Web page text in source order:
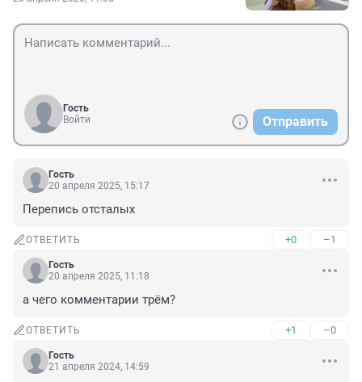
Гость
Войти
Отправить
Гость
20 апреля 2025, 15:17
Перепись отсталых
ОТВЕТИТЬ +0 –1
Гость
20 апреля 2025, 11:18
а чего комментарии трём?
ОТВЕТИТЬ +1 –0
Гость
21 апреля 2024, 14:59